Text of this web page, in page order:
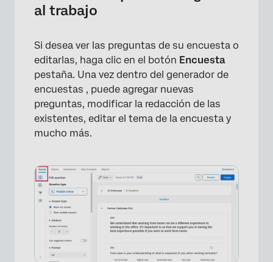
×
al trabajo
Si desea ver las preguntas de su encuesta o
editarlas, haga clic en el botón Encuesta
pestaña. Una vez dentro del generador de
encuestas , puede agregar nuevas
preguntas, modificar la redacción de las
existentes, editar el tema de la encuesta y
mucho más.